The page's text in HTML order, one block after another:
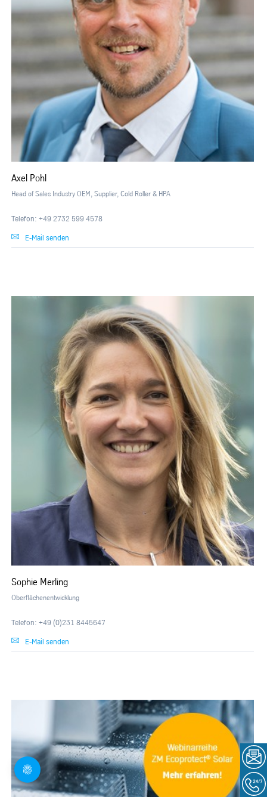
Axel Pohl
Head of Sales Industry OEM, Supplier, Cold Roller & HPA
Telefon: +49 2732 599 4578
E-Mail senden
Sophie Merling
Oberflächenentwicklung
Telefon: +49 (0)231 8445647
E-Mail senden